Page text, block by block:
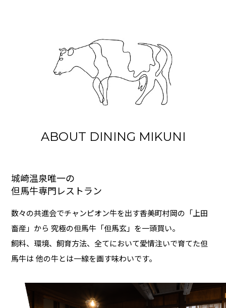
ABOUT DINING MIKUNI
城崎温泉唯一の
但馬牛専門レストラン
数々の共進会でチャンピオン牛を出す香美町村岡の「上田
畜産」から 究極の但馬牛「但馬玄」を一頭買い。
飼料、環境、飼育方法、全てにおいて愛情注いで育てた但
馬牛は 他の牛とは一線を画す味わいです。